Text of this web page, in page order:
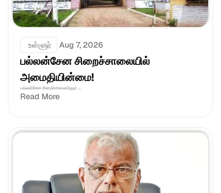
உள்ளூர் Aug 7, 2026
பல்லன்சேன சிறைச்சாலையில்
அமைதியின்மை!
பல்லன்சேன சிறைச்சாலையிலும் ...
Read More